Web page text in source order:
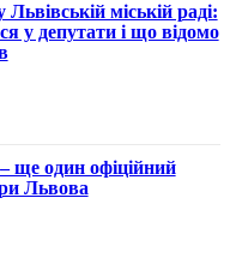
міській раді:
у депутати і що відомо
ще один офіційний
Львова